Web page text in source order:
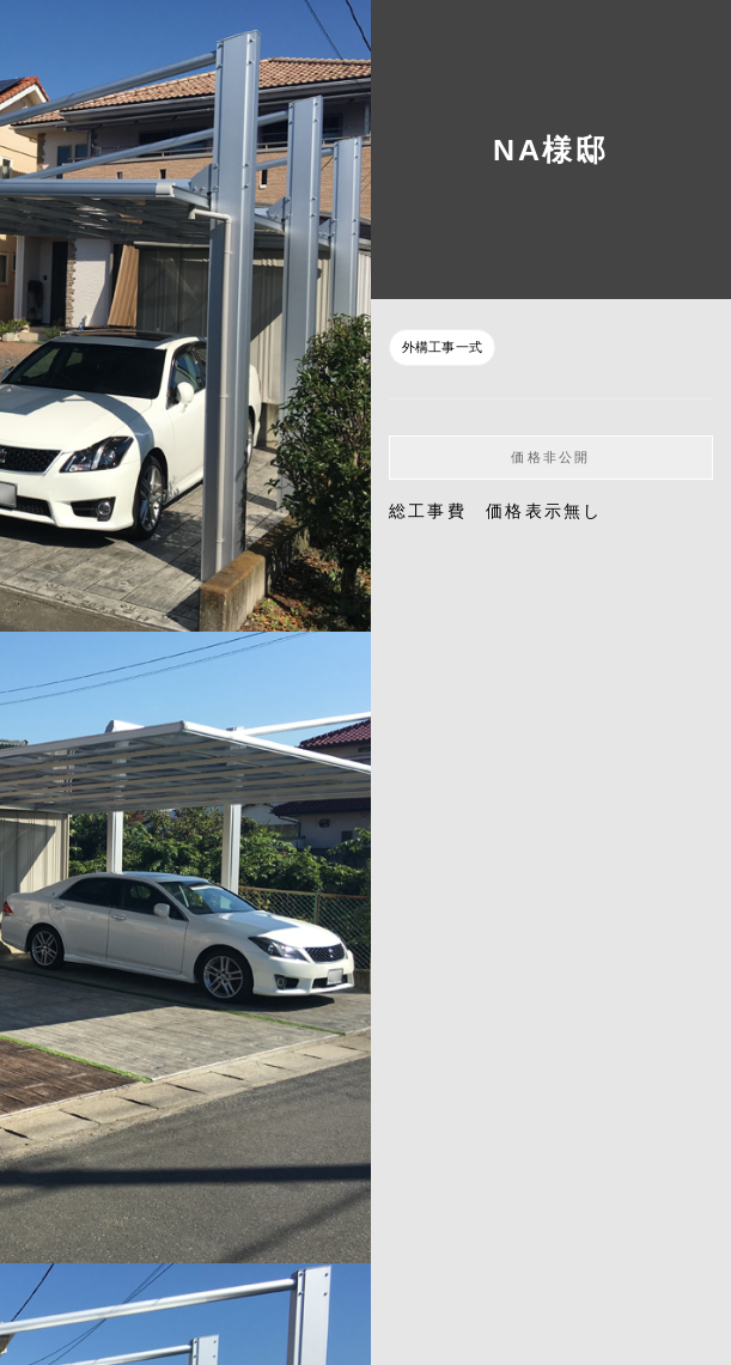
NA様邸
外構工事一式
価格非公開
総工事費 価格表示無し